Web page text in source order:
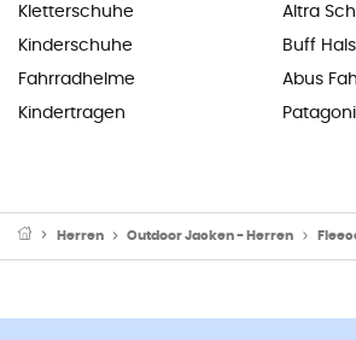
Kletterschuhe
Kinderschuhe
Fahrradhelme
Kindertragen
Altra
Buff
Abus
Herren Outdoor Jacken - Herren